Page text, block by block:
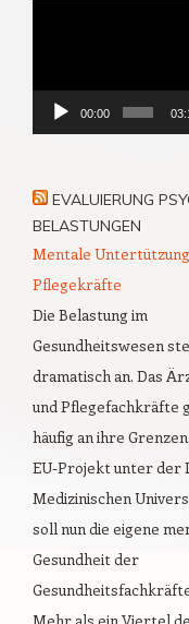
00:00
EVALUIERUNG
BELASTUNGEN
Mentale
Pflegekräfte
Die Belastung im
Gesundheitswesen
dramatisch an. Das
und Pflegefachkräfte
häufig an ihre
EU-Projekt unter der
Medizinischen
soll nun die eigene
Gesundheit der